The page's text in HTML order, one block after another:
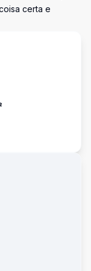
certa e